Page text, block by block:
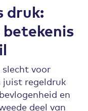
druk:
voor
juist regeldruk
en
deel van